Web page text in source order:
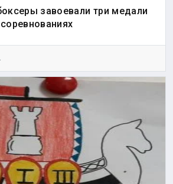
завоевали три медали